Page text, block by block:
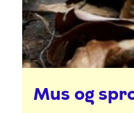
Mus og